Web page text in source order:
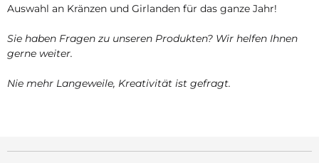
Auswahl an Kränzen und Girlanden für das ganze Jahr!
Sie haben Fragen zu unseren Produkten? Wir helfen Ihnen
gerne weiter.
Nie mehr Langeweile, Kreativität ist gefragt.